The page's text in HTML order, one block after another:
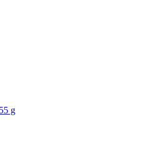
g